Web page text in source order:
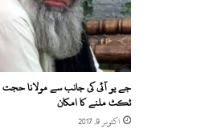
ر
ک
ر
ت
ب
ا
ہ
ٹکٹ ملنے کا امکان
اکتوبر 9, 2017